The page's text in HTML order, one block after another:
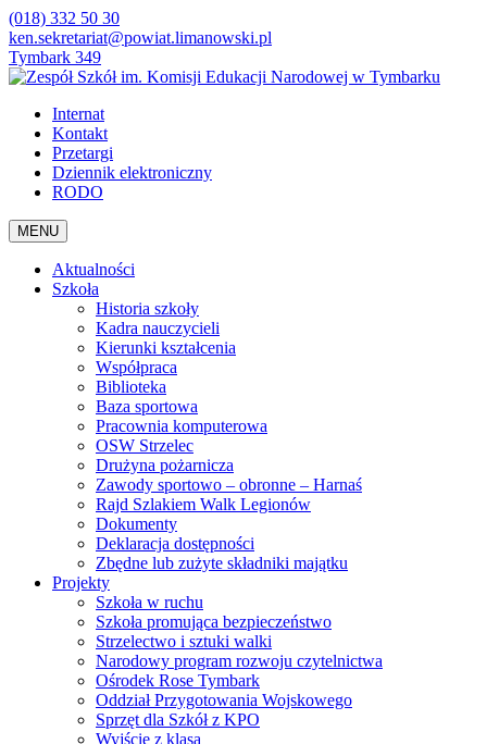
(018) 332 50 30
ken.sekretariat@powiat.limanowski.pl
Tymbark 349
Internat
Kontakt
Przetargi
Dziennik elektroniczny
RODO
MENU
Aktualności
Szkoła
Historia szkoły
Kadra nauczycieli
Kierunki kształcenia
Współpraca
Biblioteka
Baza sportowa
Pracownia komputerowa
OSW Strzelec
Drużyna pożarnicza
Zawody sportowo – obronne – Harnaś
Rajd Szlakiem Walk Legionów
Dokumenty
Deklaracja dostępności
Zbędne lub zużyte składniki majątku
Projekty
Szkoła w ruchu
Szkoła promująca bezpieczeństwo
Strzelectwo i sztuki walki
Narodowy program rozwoju czytelnictwa
Ośrodek Rose Tymbark
Oddział Przygotowania Wojskowego
Sprzęt dla Szkół z KPO
Wyjście z klasą